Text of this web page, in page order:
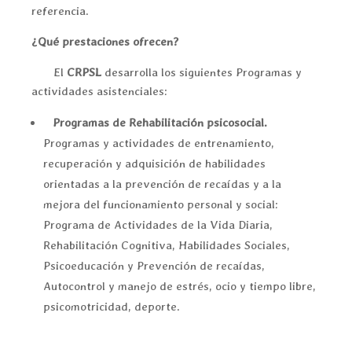
referencia.
¿Qué prestaciones ofrecen?
El CRPSL desarrolla los siguientes Programas y
actividades asistenciales:
Programas de Rehabilitación psicosocial.
Programas y actividades de entrenamiento,
recuperación y adquisición de habilidades
orientadas a la prevención de recaídas y a la
mejora del funcionamiento personal y social:
Programa de Actividades de la Vida Diaria,
Rehabilitación Cognitiva, Habilidades Sociales,
Psicoeducación y Prevención de recaídas,
Autocontrol y manejo de estrés, ocio y tiempo libre,
psicomotricidad, deporte.